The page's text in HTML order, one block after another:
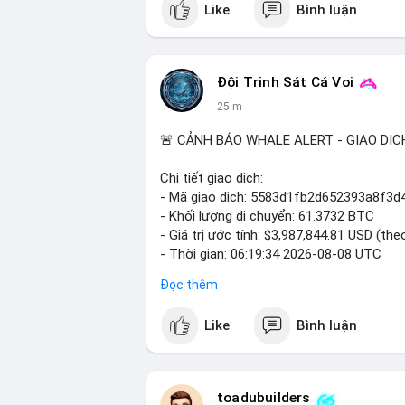
#vlikevn #titanbot
Like Bình luận
Đội Trinh Sát Cá Voi
25 m
🚨 CẢNH BÁO WHALE ALERT - GIAO
Chi tiết giao dịch:
- Mã giao dịch:
- Khối lượng di chuyển: 61.3732 BTC
- Giá trị ước tính: $3,987,844.81 USD
- Thời gian: 06:19:34 2026-08-08 UTC
Nhận định phân tích hành vi của Cá voi
một tổ chức lớn hoặc cá voi đang tái cơ
động thái này có thể là hành động
sàn, đây là tín hiệu tích lũy dài hạn,
Đọc thêm
Like Bình luận
toadubuilders